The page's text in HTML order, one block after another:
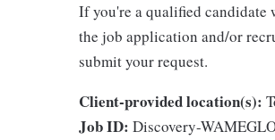
If you're a qualified candidate
the job application and/or
submit your request.
Client-provided location(s):
Job ID: Discovery-